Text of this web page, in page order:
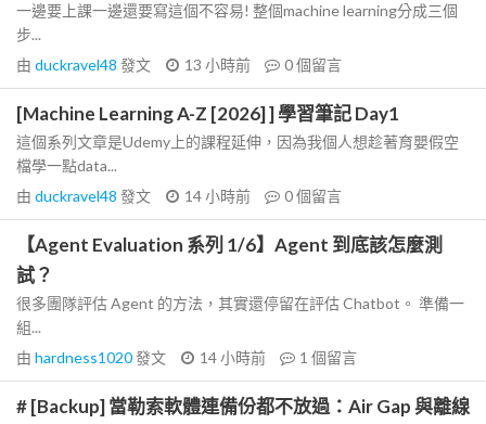
一邊要上課一邊還要寫這個不容易! 整個machine learning分成三個
步...
由 duckravel48 發文 13 小時前 0個留言
[Machine Learning A-Z [2026] ] 學習筆記 Day1
這個系列文章是Udemy上的課程延伸，因為我個人想趁著育嬰假空
檔學一點data...
由 duckravel48 發文 14 小時前 0個留言
【Agent Evaluation 系列 1/6】Agent 到底該怎麼測
試？
很多團隊評估 Agent 的方法，其實還停留在評估 Chatbot。 準備一
組...
由 hardness1020發文 14 小時前 1 個留言
# [Backup] 當勒索軟體連備份都不放過：Air Gap 與離線